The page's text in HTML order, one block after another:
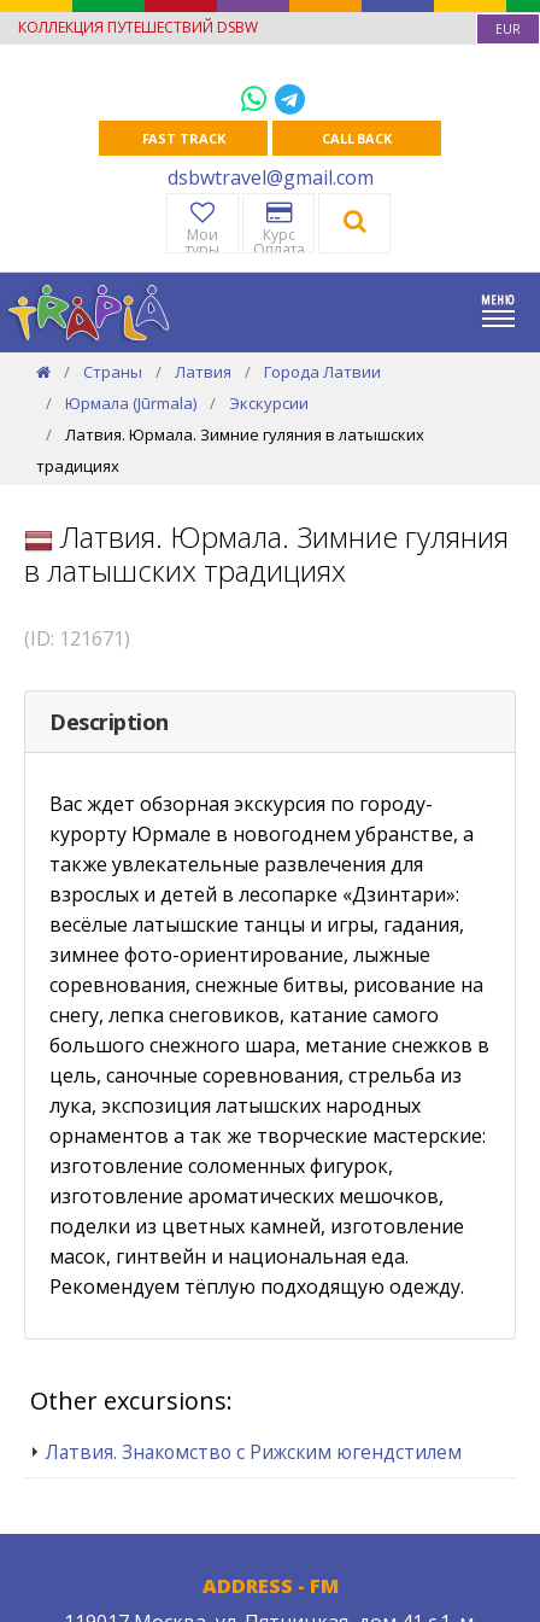
КОЛЛЕКЦИЯ ПУТЕШЕСТВИЙ DSBW EUR
FAST TRACK CALL BACK
dsbwtravel@gmail.com
Мои
туры
Курс
Оплата
Страны Латвия
Города Латвии
Юрмала (Jūrmala)
Экскурсии
Латвия. Юрмала. Зимние гуляния в латышских
традициях
Латвия. Юрмала. Зимние гуляния
в латышских традициях
(ID: 121671)
Description
Вас ждет обзорная экскурсия по городу-
курорту Юрмале в новогоднем убранстве, а
также увлекательные развлечения для
взрослых и детей в лесопарке «Дзинтари»:
весёлые латышские танцы и игры, гадания,
зимнее фото-ориентирование, лыжные
соревнования, снежные битвы, рисование на
снегу, лепка снеговиков, катание самого
большого снежного шара, метание снежков в
цель, саночные соревнования, стрельба из
лука, экспозиция латышских народных
орнаментов а так же творческие мастерские:
изготовление соломенных фигурок,
изготовление ароматических мешочков,
поделки из цветных камней, изготовление
масок, гинтвейн и национальная еда.
Рекомендуем тёплую подходящую одежду.
Other excursions:
Латвия. Знакомство с Рижским югендстилем
ADDRESS - FM